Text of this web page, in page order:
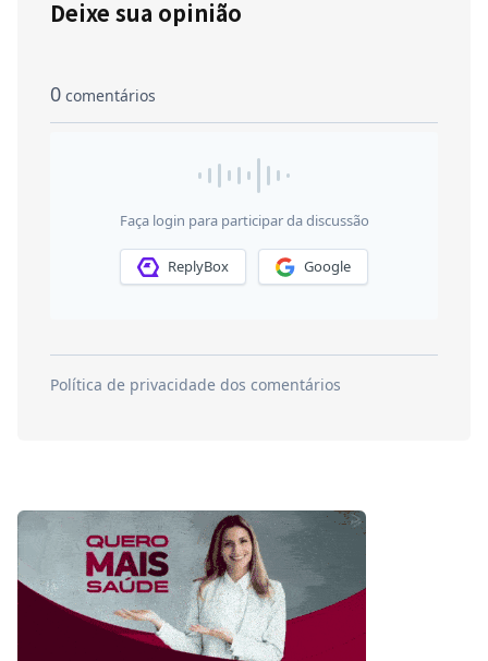
Deixe sua opinião